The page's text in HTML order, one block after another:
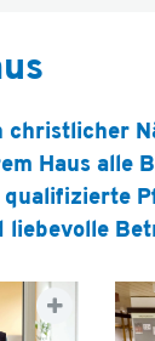
christlicher
Haus alle
qualifizierte
liebevolle